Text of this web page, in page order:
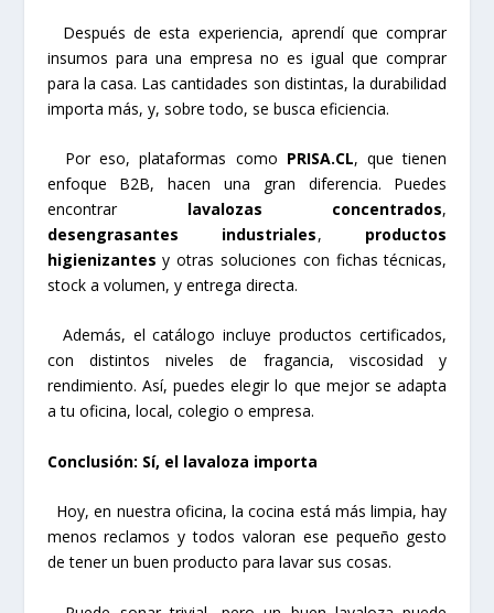
Después de esta experiencia, aprendí que comprar
insumos para una empresa no es igual que comprar
para la casa. Las cantidades son distintas, la durabilidad
importa más, y, sobre todo, se busca eficiencia.
Por eso, plataformas como PRISA.CL, que tienen
enfoque B2B, hacen una gran diferencia. Puedes
encontrar lavalozas concentrados,
desengrasantes industriales, productos
higienizantes y otras soluciones con fichas técnicas,
stock a volumen, y entrega directa.
Además, el catálogo incluye productos certificados,
con distintos niveles de fragancia, viscosidad y
rendimiento. Así, puedes elegir lo que mejor se adapta
a tu oficina, local, colegio o empresa.
Conclusión: Sí, el lavaloza importa
Hoy, en nuestra oficina, la cocina está más limpia, hay
menos reclamos y todos valoran ese pequeño gesto
de tener un buen producto para lavar sus cosas.